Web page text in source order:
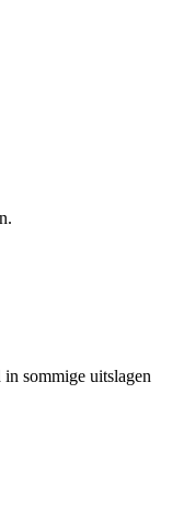
sommige uitslagen